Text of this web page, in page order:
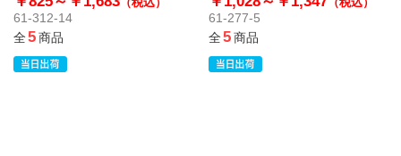
61-312-14
全5商品
61-277-5
全5商品